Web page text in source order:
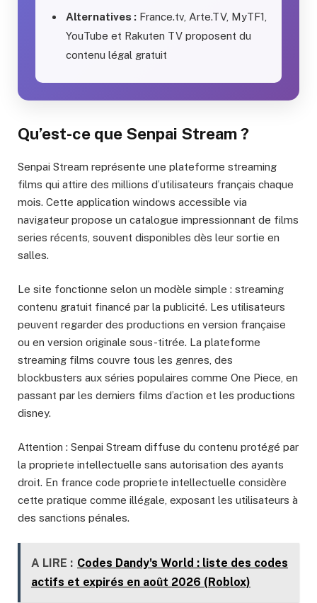
Alternatives : France.tv, Arte.TV, MyTF1,
YouTube et Rakuten TV proposent du
contenu légal gratuit
Qu’est-ce que Senpai Stream ?
Senpai Stream représente une plateforme streaming
films qui attire des millions d’utilisateurs français chaque
mois. Cette application windows accessible via
navigateur propose un catalogue impressionnant de films
series récents, souvent disponibles dès leur sortie en
salles.
Le site fonctionne selon un modèle simple : streaming
contenu gratuit financé par la publicité. Les utilisateurs
peuvent regarder des productions en version française
ou en version originale sous-titrée. La plateforme
streaming films couvre tous les genres, des
blockbusters aux séries populaires comme One Piece, en
passant par les derniers films d’action et les productions
disney.
Attention : Senpai Stream diffuse du contenu protégé par
la propriete intellectuelle sans autorisation des ayants
droit. En france code propriete intellectuelle considère
cette pratique comme illégale, exposant les utilisateurs à
des sanctions pénales.
A LIRE : Codes Dandy's World : liste des codes
actifs et expirés en août 2026 (Roblox)